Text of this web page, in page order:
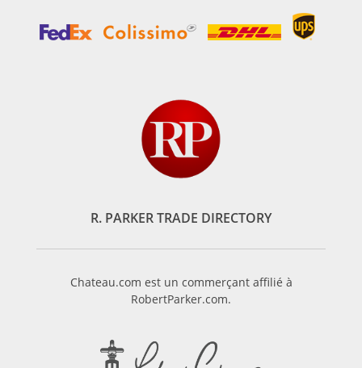
R. PARKER TRADE DIRECTORY
Chateau.com est un commerçant affilié à
RobertParker.com.